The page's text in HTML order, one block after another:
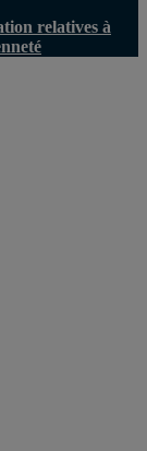
relatives à